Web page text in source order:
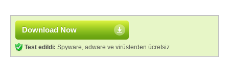
Download Now
Test edildi: Spyware, adware ve virüslerden ücretsiz